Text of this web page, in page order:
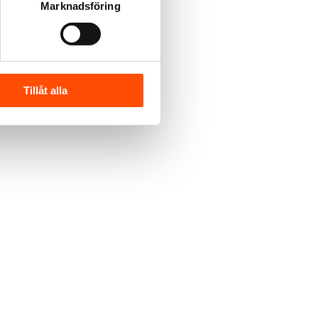
Marknadsföring
Tillåt alla